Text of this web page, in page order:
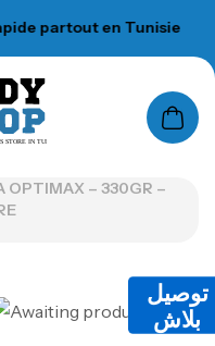
partout en Tunisie
STORE IN TUNISIA
OPTIMAX – 330GR –
توصيل
بلاش